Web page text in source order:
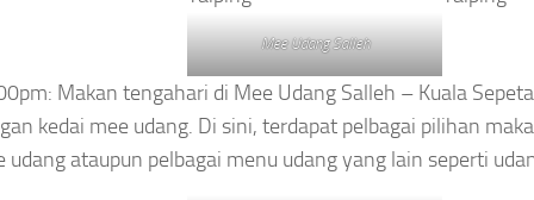
Mee Udang Salleh
Makan tengahari di Mee Udang Salleh – Kuala
kedai mee udang. Di sini, terdapat pelbagai pilihan
udang ataupun pelbagai menu udang yang lain seperti